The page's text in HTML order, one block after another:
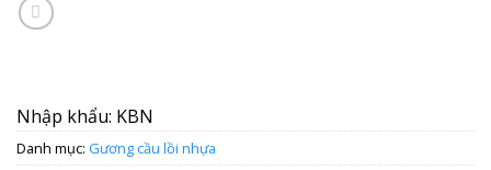
Nhập khẩu: KBN
Danh mục: Gương cầu lồi nhựa